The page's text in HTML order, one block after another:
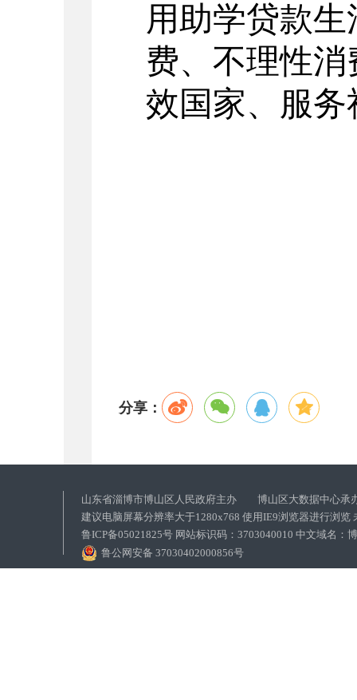
用助学贷款
费、不理性
效国家、服
分享：
山东省淄博市博山区人民政府主办 博山区大数据中心承
建议电脑屏幕分辨率大于1280x768 使用IE9浏览器进行浏览
鲁ICP备05021825号 网站标识码：3703040010 中文域名：
鲁公网安备 37030402000856号